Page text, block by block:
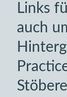
Links
auch